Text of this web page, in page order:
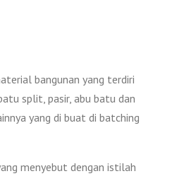
bangunan yang terdiri
split, pasir, abu batu dan
yang di buat di batching
menyebut dengan istilah